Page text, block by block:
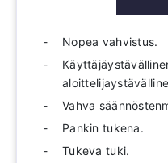
Nopea vahvistus.
Vahva
Pankin tukena.
Tukeva tuki.